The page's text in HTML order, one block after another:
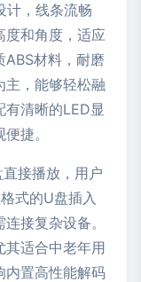
计，线条流畅
度和角度，适应
材料，耐磨
主，能够轻松融
有清晰的LED显
捷。
接播放，用户
式的U盘插入
接复杂设备。
适合中老年用
内置高性能解码